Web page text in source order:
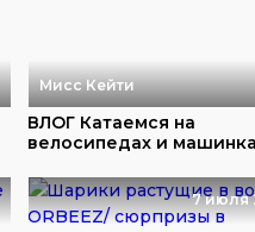
Мисс Кейти
ВЛОГ Катаемся на
велосипедах и
7 июля